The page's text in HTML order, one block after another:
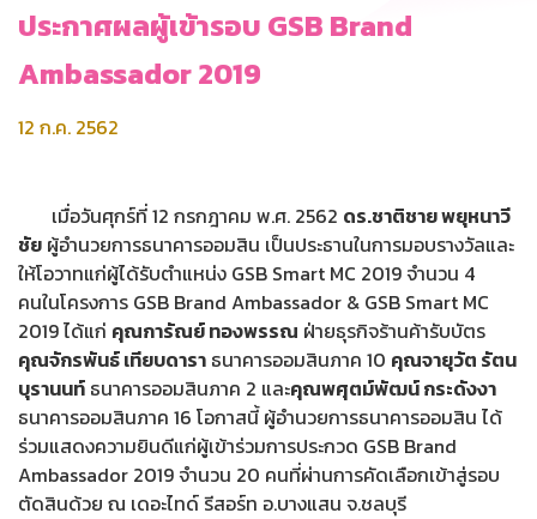
ประกาศผลผู้เข้ารอบ GSB Brand
Ambassador 2019
12 ก.ค. 2562
เมื่อวันศุกร์ที่ 12 กรกฎาคม พ.ศ. 2562 ดร.ชาติชาย พยุหนาวี
ชัย ผู้อำนวยการธนาคารออมสิน เป็นประธานในการมอบรางวัลและ
ให้โอวาทแก่ผู้ได้รับตำแหน่ง GSB Smart MC 2019 จำนวน 4
คนในโครงการ GSB Brand Ambassador & GSB Smart MC
2019 ได้แก่ คุณการัณย์ ทองพรรณ ฝ่ายธุรกิจร้านค้ารับบัตร
คุณจักรพันธ์ เทียบดารา ธนาคารออมสินภาค 10 คุณจายุวัต รัตน
บุรานนท์ ธนาคารออมสินภาค 2 และคุณพศุตม์พัฒน์ กระดังงา
ธนาคารออมสินภาค 16 โอกาสนี้ ผู้อำนวยการธนาคารออมสิน ได้
ร่วมแสดงความยินดีแก่ผู้เข้าร่วมการประกวด GSB Brand
Ambassador 2019 จำนวน 20 คนที่ผ่านการคัดเลือกเข้าสู่รอบ
ตัดสินด้วย ณ เดอะไทด์ รีสอร์ท อ.บางแสน จ.ชลบุรี